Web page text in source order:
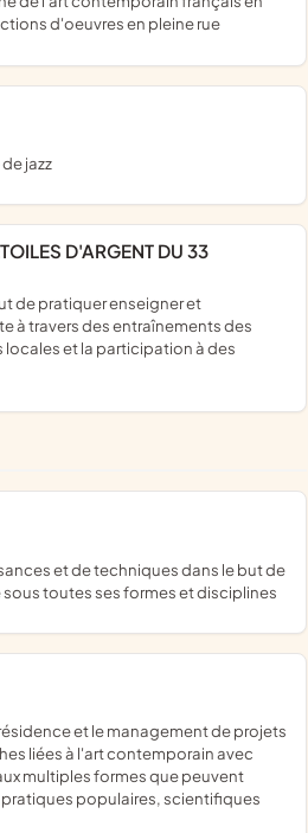
d'oeuvres en pleine rue
jazz
D'ARGENT DU 33
à travers des entraînements des
et la participation à des
toutes ses formes et disciplines
liées à l'art contemporain avec
multiples formes que peuvent
populaires, scientifiques